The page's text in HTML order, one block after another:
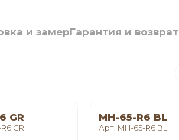
и замерГарантия и возврат
GR
GR
MH-65-R6 BL
Арт. MH-65-R6 BL